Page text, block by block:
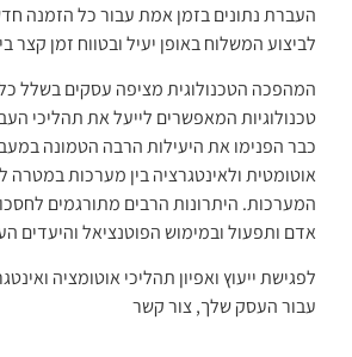
העברת נתונים בזמן אמת עבור כל הזמנה
לביצוע המשלוח באופן יעיל ובטווח זמן קצר
המהפכה הטכנולוגית מציפה עסקים בשלל
טכנולוגיות המאפשרים לייעל את תהליכי
כבר הפנימו את היעילות הרבה הטמונה
אוטומטית ולאינטגרציה בין מערכות במטרה
המערכות. היתרונות הרבים מתורגמים
אדם ותפעול ובמימוש הפוטנציאל והיעדים
לפגישת ייעוץ ואפיון תהליכי אוטומציה
עבור העסק שלך, צור קשר